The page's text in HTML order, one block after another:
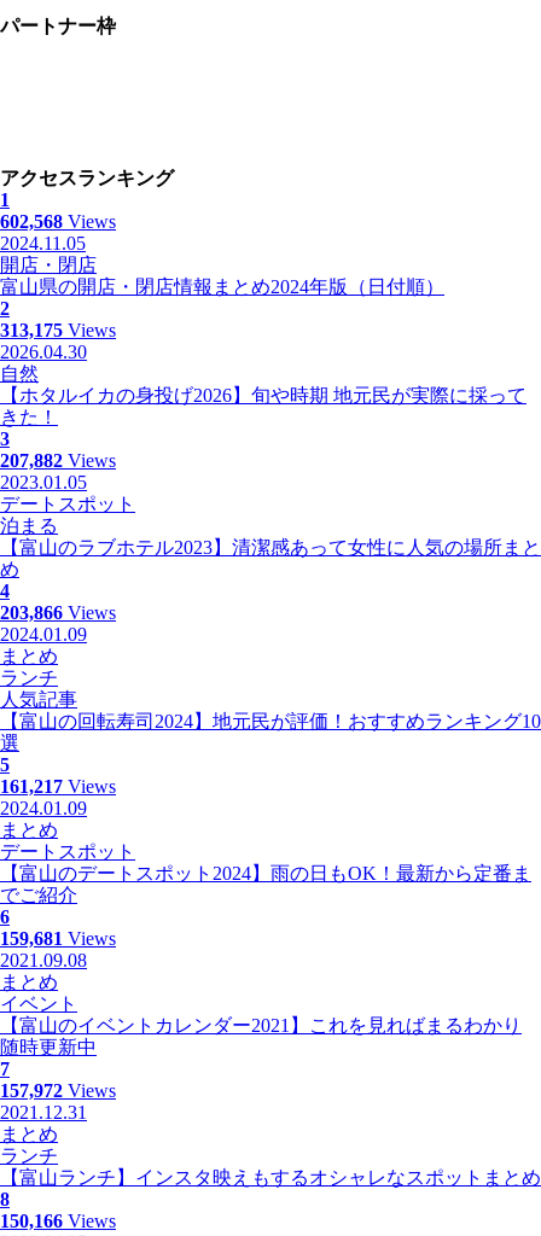
パートナー枠
アクセスランキング
1
602,568 Views
2024.11.05
開店・閉店
富山県の開店・閉店情報まとめ2024年版（日付順）
2
313,175 Views
2026.04.30
自然
【ホタルイカの身投げ2026】旬や時期 地元民が実際に採って
きた！
3
207,882 Views
2023.01.05
デートスポット
泊まる
【富山のラブホテル2023】清潔感あって女性に人気の場所まと
め
4
203,866 Views
2024.01.09
まとめ
ランチ
人気記事
【富山の回転寿司2024】地元民が評価！おすすめランキング10
選
5
161,217 Views
2024.01.09
まとめ
デートスポット
【富山のデートスポット2024】雨の日もOK！最新から定番ま
でご紹介
6
159,681 Views
2021.09.08
まとめ
イベント
【富山のイベントカレンダー2021】これを見ればまるわかり
随時更新中
7
157,972 Views
2021.12.31
まとめ
ランチ
【富山ランチ】インスタ映えもするオシャレなスポットまとめ
8
150,166 Views